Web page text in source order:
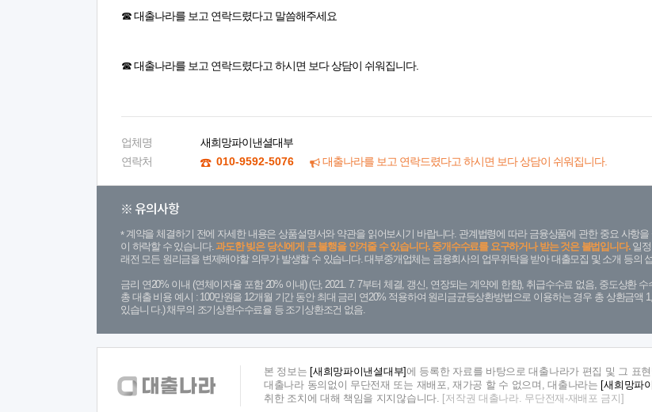
☎ 대출나라를 보고 연락드렸다고 말씀해주세요
☎ 대출나라를 보고 연락드렸다고 하시면 보다 상담이 쉬워집니다.
업체명
새희망파이낸셜대부
연락처
010-9592-5076 대출나라를 보고 연락드렸다고 하시면 보다 상담이 쉬워집니다.
※ 유의사항
계약을 체결하기 전에 자세한 내용은 상품설명서와 약관을 읽어보시기 바랍니다. 관계법령에 따라 금융상품에 관한 중요 사항
이 하락할 수 있습니다.과도한 빚은 당신에게 큰 불행을 안겨줄 수 있습니다. 중개수수료를 요구하거나 받는 것은 불법입니다.일정
래전 모든 원리금을 변제해야할 의무가 발생할 수 있습니다. 대부중개업체는 금융회사의 업무위탁을 받아 대출모집 및 소개 등의
금리 연20% 이내 (연체이자율 포함 20% 이내) (단, 2021. 7. 7부터 체결, 갱신, 연장되는 계약에 한함), 취급수수료 없음, 중도상환
총 대출 비용 예시 : 100만원을 12개월 기간 동안 최대 금리 연20% 적용하여 원리금균등상환방법으로 이용하는 경우 총 상환금액
있습니 다.) 채무의 조기상환수수료율 등 조기상환조건 없음.
본 정보는 [새희망파이낸셜대부] 에 등록한 자료를 바탕으로 대출나라가 편집 및 그 표
대출나라 동의없이 무단전재 또는 재배포, 재가공 할 수 없으며, 대출나라는 [새희망파
취한 조치에 대해 책임을 지지않습니다.
[저작권 대출나라. 무단전재-재배포 금지]